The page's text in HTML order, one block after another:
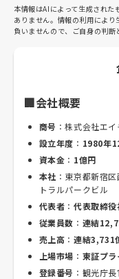
本情報はAIによって生成され
ありません。情報の利用によ
負いませんので、ご自身の判断
🏢会社概要
商号 ：株式会社エ
設立年度 ： 1980年
資本金 ： 1億円
本社 ：東京都新宿
トラルパークビル
代表者 ：代表取締
従業員数 ： 連結
売上高 ：連結3,731
上場市場 ： 東証プラ
登録番号 ：観光庁